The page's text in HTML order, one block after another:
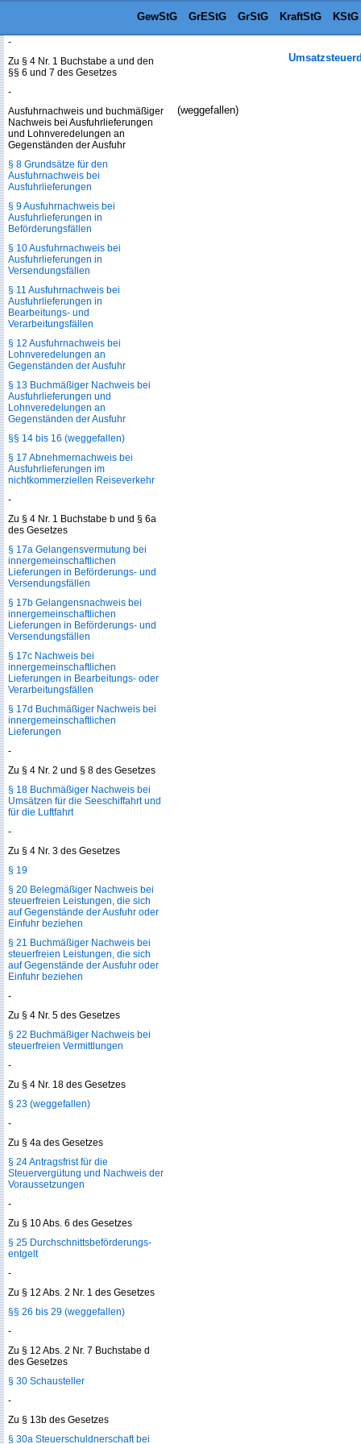
GewStG GrEStG GrStG KraftStG KStG
(weggefallen)
grenzüberschreitenden Verkehr mit
-
Zu § 4 Nr. 1 Buchstabe a und den
§§ 6 und 7 des Gesetzes
-
Ausfuhrnachweis und buchmäßiger
Nachweis bei Ausfuhrlieferungen
und Lohnveredelungen an
Gegenständen der Ausfuhr
§ 8 Grundsätze für den
Ausfuhrnachweis bei
Ausfuhrlieferungen
§ 9 Ausfuhrnachweis bei
Ausfuhrlieferungen in
Beförderungsfällen
§ 10 Ausfuhrnachweis bei
Ausfuhrlieferungen in
Versendungsfällen
§ 11 Ausfuhrnachweis bei
Ausfuhrlieferungen in
Bearbeitungs- und
Verarbeitungsfällen
§ 12 Ausfuhrnachweis bei
Lohnveredelungen an
Gegenständen der Ausfuhr
§ 13 Buchmäßiger Nachweis bei
Ausfuhrlieferungen und
Lohnveredelungen an
Gegenständen der Ausfuhr
§§ 14 bis 16 (weggefallen)
§ 17 Abnehmernachweis bei
Ausfuhrlieferungen im
nichtkommerziellen Reiseverkehr
-
Zu § 4 Nr. 1 Buchstabe b und § 6a
des Gesetzes
§ 17a Gelangensvermutung bei
innergemeinschaftlichen
Lieferungen in Beförderungs- und
Versendungsfällen
§ 17b Gelangensnachweis bei
innergemeinschaftlichen
Lieferungen in Beförderungs- und
Versendungsfällen
§ 17c Nachweis bei
innergemeinschaftlichen
Lieferungen in Bearbeitungs- oder
Verarbeitungsfällen
§ 17d Buchmäßiger Nachweis bei
innergemeinschaftlichen
Lieferungen
-
Zu § 4 Nr. 2 und § 8 des Gesetzes
§ 18 Buchmäßiger Nachweis bei
Umsätzen für die Seeschiffahrt und
für die Luftfahrt
-
Zu § 4 Nr. 3 des Gesetzes
§ 19
§ 20 Belegmäßiger Nachweis bei
steuerfreien Leistungen, die sich
auf Gegenstände der Ausfuhr oder
Einfuhr beziehen
§ 21 Buchmäßiger Nachweis bei
steuerfreien Leistungen, die sich
auf Gegenstände der Ausfuhr oder
Einfuhr beziehen
-
Zu § 4 Nr. 5 des Gesetzes
§ 22 Buchmäßiger Nachweis bei
steuerfreien Vermittlungen
-
Zu § 4 Nr. 18 des Gesetzes
§ 23 (weggefallen)
-
Zu § 4a des Gesetzes
§ 24 Antragsfrist für die
Steuervergütung und Nachweis der
Voraussetzungen
-
Zu § 10 Abs. 6 des Gesetzes
§ 25 Durchschnittsbeförderungs­
entgelt
-
Zu § 12 Abs. 2 Nr. 1 des Gesetzes
§§ 26 bis 29 (weggefallen)
-
Zu § 12 Abs. 2 Nr. 7 Buchstabe d
des Gesetzes
§ 30 Schausteller
-
Zu § 13b des Gesetzes
§ 30a Steuerschuldnerschaft bei